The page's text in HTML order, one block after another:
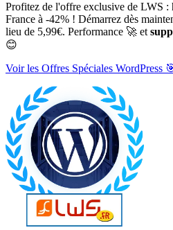
Profitez de l'offre exclusive de LWS :
France à -42% ! Démarrez dès
lieu de 5,99€. Performance 🚀 et
😊
Voir les Offres Spéciales WordPress